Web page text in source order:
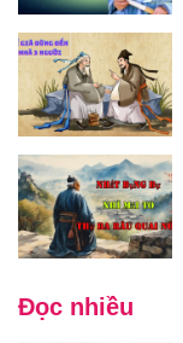
Đọc nhiều